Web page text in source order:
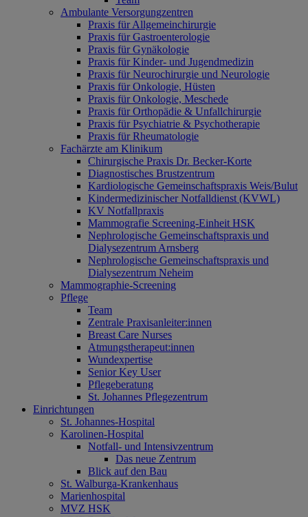
Ambulante Versorgungzentren
Praxis für Allgemeinchirurgie
Praxis für Gastroenterologie
Praxis für Gynäkologie
Praxis für Kinder- und Jugendmedizin
Praxis für Neurochirurgie und Neurologie
Praxis für Onkologie, Hüsten
Praxis für Onkologie, Meschede
Praxis für Orthopädie & Unfallchirurgie
Praxis für Psychiatrie & Psychotherapie
Praxis für Rheumatologie
Fachärzte am Klinikum
Chirurgische Praxis Dr. Becker-Korte
Diagnostisches Brustzentrum
Kardiologische Gemeinschaftspraxis Weis/Bulut
Kindermedizinischer Notfalldienst (KVWL)
KV Notfallpraxis
Mammografie Screening-Einheit HSK
Nephrologische Gemeinschaftspraxis und
Dialysezentrum Arnsberg
Nephrologische Gemeinschaftspraxis und
Dialysezentrum Neheim
Mammographie-Screening
Pflege
Team
Zentrale Praxisanleiter:innen
Breast Care Nurses
Atmungstherapeut:innen
Wundexpertise
Senior Key User
Pflegeberatung
St. Johannes Pflegezentrum
Einrichtungen
St. Johannes-Hospital
Karolinen-Hospital
Notfall- und Intensivzentrum
Das neue Zentrum
Blick auf den Bau
St. Walburga-Krankenhaus
Marienhospital
MVZ HSK